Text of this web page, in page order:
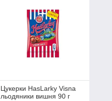
Цукерки HasLarky Visna
льодяники вишня 90 г